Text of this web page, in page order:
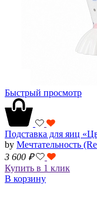
Быстрый просмотр
Подставка для яиц
by Мечтательность
3 600 ₽
Купить в 1 клик
В корзину